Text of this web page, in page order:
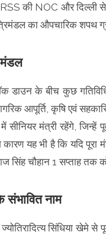
RSS की NOC और दिल्ली
का औपचारिक शपथ
डाउन के बीच कुछ
आपूर्ति, कृषि एवं
मंत्री रहेंगे, जिन्हें
यह भी है कि यदि पूरा
चौहान 1 सप्ताह तक
संभावित नाम
सिंधिया खेमे